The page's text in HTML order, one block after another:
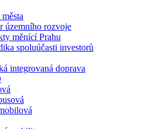
územního rozvoje
měnící Prahu
spoluúčasti investorů
integrovaná doprava